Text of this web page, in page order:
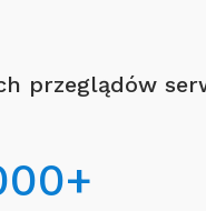
przeglądów
+